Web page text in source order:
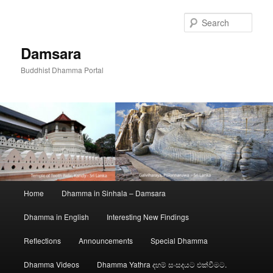
Damsara
Buddhist Dhamma Portal
Home Dhamma in Sinhala – Damsara
Dhamma in English Interesting New Findings
Reflections Announcements Special Dhamma
Dhamma Videos Dhamma Yathra දහම් සංසදයට එක්වීමට.